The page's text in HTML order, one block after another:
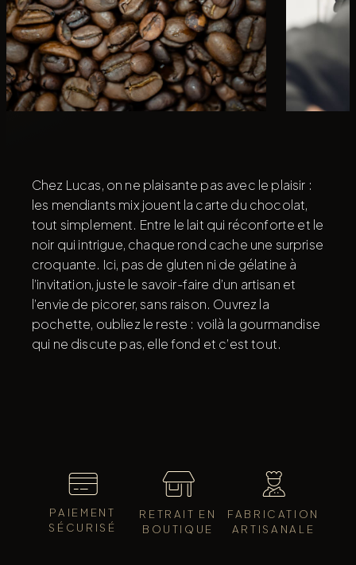
Chez Lucas, on ne plaisante pas avec le plaisir :
les mendiants mix jouent la carte du chocolat,
tout simplement. Entre le lait qui réconforte et le
noir qui intrigue, chaque rond cache une surprise
croquante. Ici, pas de gluten ni de gélatine à
l’invitation, juste le savoir-faire d’un artisan et
l’envie de picorer, sans raison. Ouvrez la
pochette, oubliez le reste : voilà la gourmandise
qui ne discute pas, elle fond et c’est tout.
PAIEMENT
SÉCURISÉ
RETRAIT EN
BOUTIQUE
FABRICATION
ARTISANALE